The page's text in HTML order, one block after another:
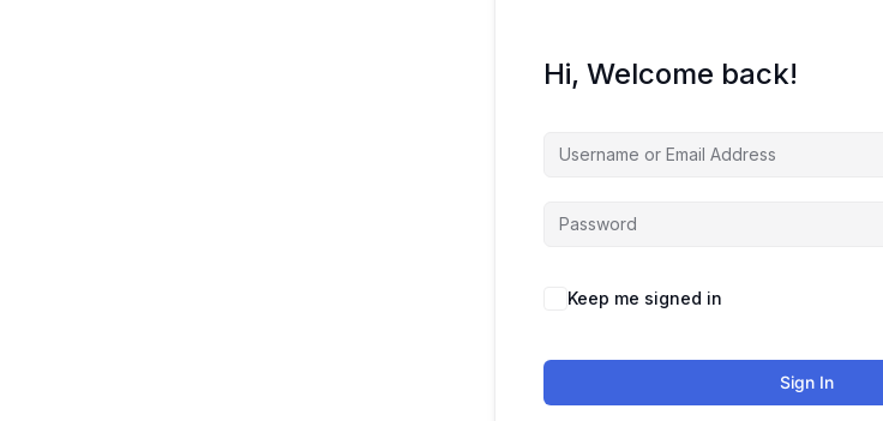
Hi, Welcome back!
Keep me signed in
Sign In